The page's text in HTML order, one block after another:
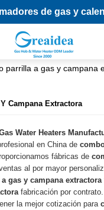
parrilla a gas y campana
Campana Extractora
Water Heaters
en China de
fábricas de
al por mayor
gas y campana extractora
fabricación por
la mejor cotización para